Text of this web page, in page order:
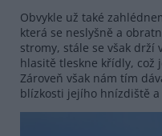
Obvykle už také
která se neslyšně a
stromy, stále se však drží
hlasitě tleskne křídly, což
Zároveň však nám tím
blízkosti jejího hnízdiště